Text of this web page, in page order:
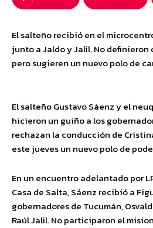
El salteño recibió en el
junto a Jaldo y Jalil. No definieron
pero sugieren un nuevo polo de
El salteño Gustavo Sáenz y el
hicieron un guiño a los
rechazan la conducción de
este jueves un nuevo polo de
En un encuentro adelantado por
Casa de Salta, Sáenz recibió a
gobernadores de Tucumán,
Raúl Jalil. No participaron el